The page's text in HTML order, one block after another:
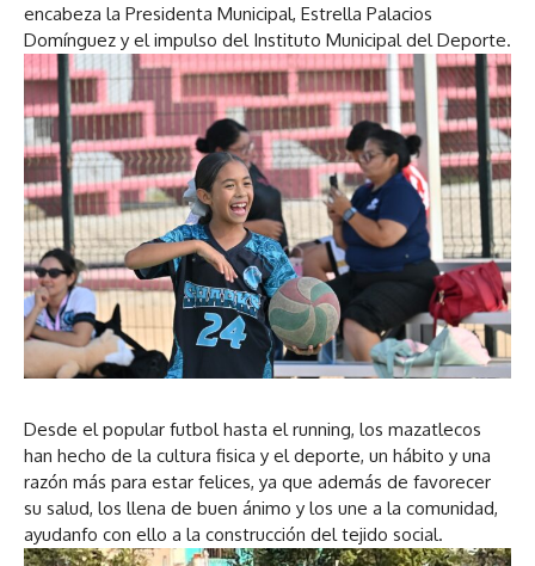
encabeza la Presidenta Municipal, Estrella Palacios
Domínguez y el impulso del Instituto Municipal del Deporte.
Desde el popular futbol hasta el running, los mazatlecos
han hecho de la cultura fisica y el deporte, un hábito y una
razón más para estar felices, ya que además de favorecer
su salud, los llena de buen ánimo y los une a la comunidad,
ayudanfo con ello a la construcción del tejido social.